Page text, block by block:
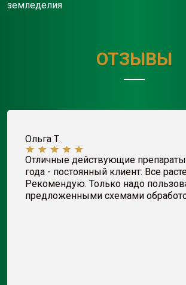
земледелия
ОТЗЫВЫ
Ольга Т.
Отличные действующие
года - постоянный клиент. Все
Рекомендую. Только надо
предложенными схемами